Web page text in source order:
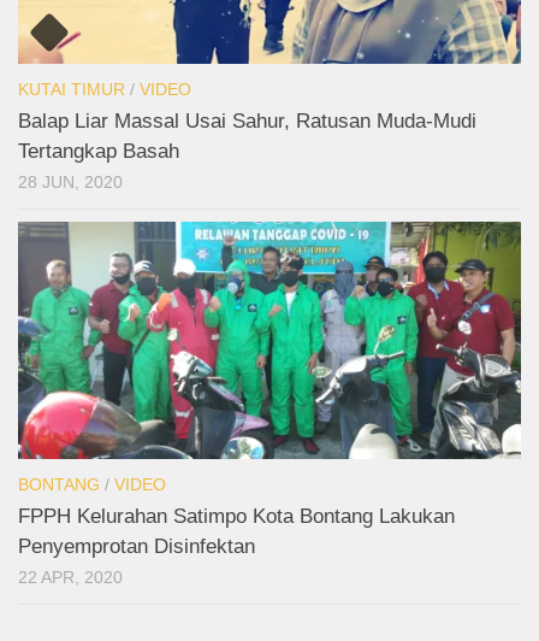
KUTAI TIMUR / VIDEO
Balap Liar Massal Usai Sahur, Ratusan Muda-Mudi
Tertangkap Basah
28 JUN, 2020
BONTANG / VIDEO
FPPH Kelurahan Satimpo Kota Bontang Lakukan
Penyemprotan Disinfektan
22 APR, 2020